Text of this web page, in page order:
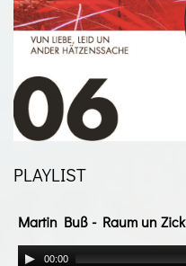
PLAYLIST
Martin Buß - Raum un Zick
00:00